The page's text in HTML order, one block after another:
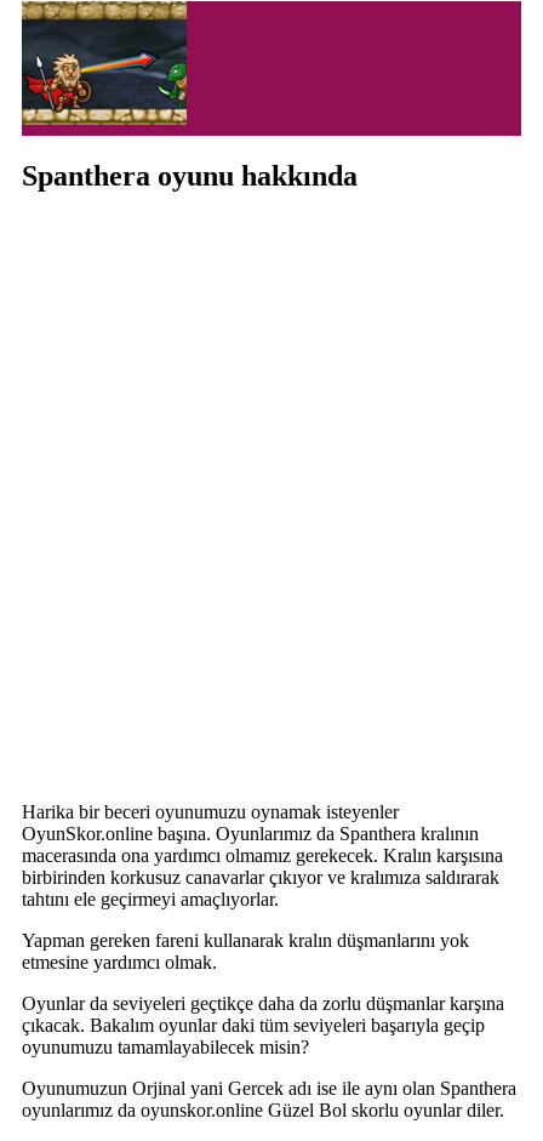
Spanthera oyunu hakkında
Harika bir beceri oyunumuzu oynamak isteyenler
OyunSkor.online başına. Oyunlarımız da Spanthera kralının
macerasında ona yardımcı olmamız gerekecek. Kralın karşısına
birbirinden korkusuz canavarlar çıkıyor ve kralımıza saldırarak
tahtını ele geçirmeyi amaçlıyorlar.
Yapman gereken fareni kullanarak kralın düşmanlarını yok
etmesine yardımcı olmak.
Oyunlar da seviyeleri geçtikçe daha da zorlu düşmanlar karşına
çıkacak. Bakalım oyunlar daki tüm seviyeleri başarıyla geçip
oyunumuzu tamamlayabilecek misin?
Oyunumuzun Orjinal yani Gercek adı ise ile aynı olan Spanthera
oyunlarımız da oyunskor.online Güzel Bol skorlu oyunlar diler.